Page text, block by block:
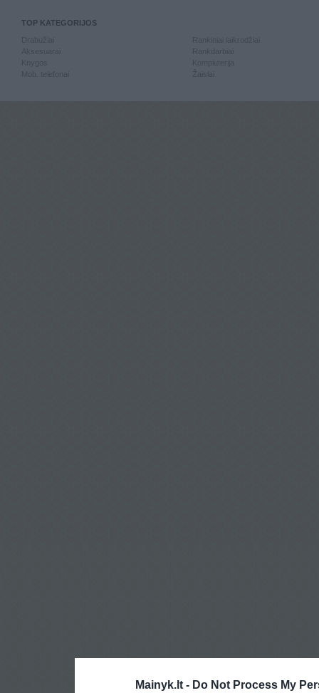
Mainyk.lt - Do Not Process My
TOP KATEGORIJOS
Knygos
Mob. telefonai
Kompiuterija
Žaislai